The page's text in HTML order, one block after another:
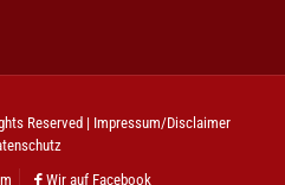
Reserved | Impressum/Disclaimer
Wir auf Facebook